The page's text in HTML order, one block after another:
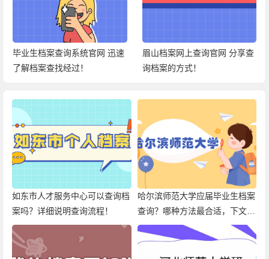
毕业生档案查询系统官网 迅速
了解档案查找经过！
眉山档案网上查询官网 分享查
询档案的方式！
如东市人才服务中心可以查询档
案吗？详细说明查询流程！
哈尔滨师范大学应届毕业生档案
查询？哪种方法最合适，下文就
有！